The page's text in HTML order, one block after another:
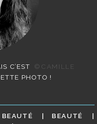
C’EST
©CAMILLE
PHOTO !
BEAUTÉ